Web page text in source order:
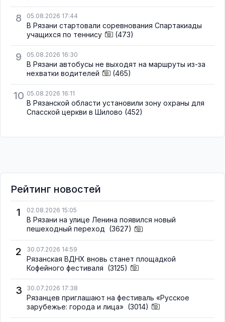
8 05.08.2026 17:44
В Рязани стартовали соревнования Спартакиады
учащихся по теннису
(473)
9 05.08.2026 16:30
В Рязани автобусы не выходят на маршруты из-за
нехватки водителей
(465)
10 05.08.2026 16:11
В Рязанской области установили зону охраны для
Спасской церкви в Шилово (452)
Рейтинг новостей
1
02.08.2026 15:05
В Рязани на улице Ленина появился новый
пешеходный переход (3627)
2 30.07.2026 14:59
Рязанская ВДНХ вновь станет площадкой
Кофейного фестиваля (3125)
3 30.07.2026 17:38
Рязанцев приглашают на фестиваль «Русское
зарубежье: города и лица» (3014)